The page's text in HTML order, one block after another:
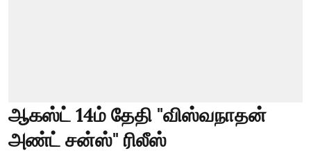
ஆகஸ்ட் 14ம் தேதி "விஸ்வநாதன்
அண்ட் சன்ஸ்" ரிலீஸ்